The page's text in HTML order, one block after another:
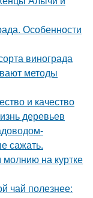
Особенности
винограда
методы
и качество
деревьев
сажать.
на куртке
чай полезнее: